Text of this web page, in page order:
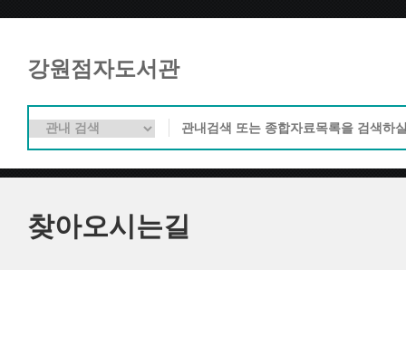
강원점자도서관
찾아오시는길